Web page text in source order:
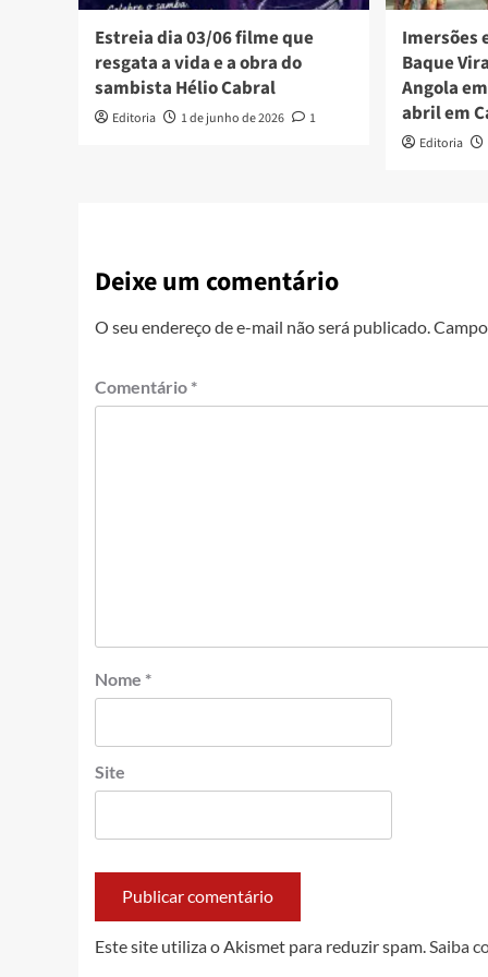
Estreia dia 03/06 filme que
resgata a vida e a obra do
sambista Hélio Cabral
Editoria 1 de junho de 2026 1
Imersões
Baque
Angola
abril em
Editoria
Deixe um comentário
O seu endereço de e-mail não será publicado.
Comentário *
Nome *
Site
Este site utiliza o Akismet para reduzir spam.Saiba